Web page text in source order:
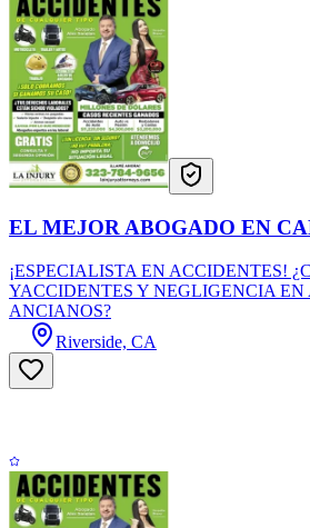
EL MEJOR ABOGADO EN
¡ESPECIALISTA EN ACCIDENTES!
YACCIDENTES Y NEGLIGENCIA EN
ANCIANOS?
Riverside, CA